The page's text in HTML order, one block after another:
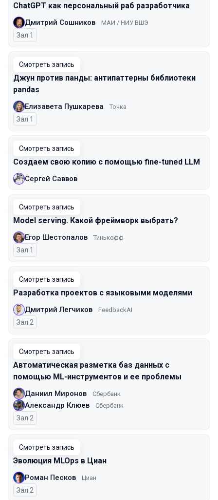
ChatGPT как персональный раб разработчика
Дмитрий Сошников МАИ / НИУ ВШЭ
Зал 1
Смотреть запись
Джун против панды: антипаттерны библиотеки
pandas
Елизавета Пушкарева Точка
Зал 1
Смотреть запись
Создаем свою копию с помощью fine-tuned LLM
Сергей Саввов
Смотреть запись
Model serving. Какой фреймворк выбрать?
Егор Шестопалов Тинькофф
Зал 1
Смотреть запись
Разработка проектов с языковыми моделями
Дмитрий Легчиков FeedbackAI
Зал 2
Смотреть запись
Автоматическая разметка баз данных с
помощью ML-инструментов и ее проблемы
Даниил Миронов Сбербанк
Александр Клюев Сбербанк
Зал 2
Смотреть запись
Эволюция MLOps в Циан
Роман Песков Циан
Зал 2